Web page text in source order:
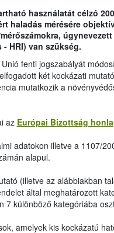
használatát célzó
haladás mérésére
HRI) van szükség.
fenti jogszabályát
két kockázati
mutatkozik a
az Európai Bizottság
adatokon illetve a 1107/
alapul.
(illetve az alábbiakban
által meghatározott
7 különböző kategóriába
amelyek kis kockázatú